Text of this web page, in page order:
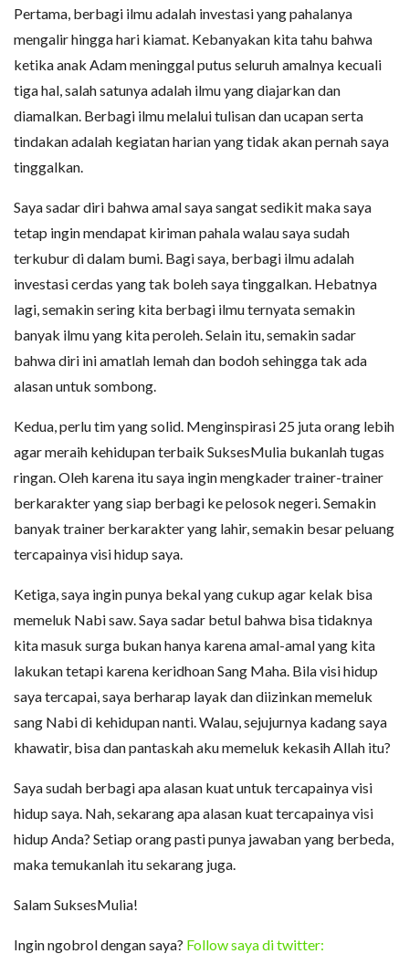
Pertama, berbagi ilmu adalah investasi yang pahalanya
mengalir hingga hari kiamat. Kebanyakan kita tahu bahwa
ketika anak Adam meninggal putus seluruh amalnya kecuali
tiga hal, salah satunya adalah ilmu yang diajarkan dan
diamalkan. Berbagi ilmu melalui tulisan dan ucapan serta
tindakan adalah kegiatan harian yang tidak akan pernah saya
tinggalkan.
Saya sadar diri bahwa amal saya sangat sedikit maka saya
tetap ingin mendapat kiriman pahala walau saya sudah
terkubur di dalam bumi. Bagi saya, berbagi ilmu adalah
investasi cerdas yang tak boleh saya tinggalkan. Hebatnya
lagi, semakin sering kita berbagi ilmu ternyata semakin
banyak ilmu yang kita peroleh. Selain itu, semakin sadar
bahwa diri ini amatlah lemah dan bodoh sehingga tak ada
alasan untuk sombong.
Kedua, perlu tim yang solid. Menginspirasi 25 juta orang lebih
agar meraih kehidupan terbaik SuksesMulia bukanlah tugas
ringan. Oleh karena itu saya ingin mengkader trainer-trainer
berkarakter yang siap berbagi ke pelosok negeri. Semakin
banyak trainer berkarakter yang lahir, semakin besar peluang
tercapainya visi hidup saya.
Ketiga, saya ingin punya bekal yang cukup agar kelak bisa
memeluk Nabi saw. Saya sadar betul bahwa bisa tidaknya
kita masuk surga bukan hanya karena amal-amal yang kita
lakukan tetapi karena keridhoan Sang Maha. Bila visi hidup
saya tercapai, saya berharap layak dan diizinkan memeluk
sang Nabi di kehidupan nanti. Walau, sejujurnya kadang saya
khawatir, bisa dan pantaskah aku memeluk kekasih Allah itu?
Saya sudah berbagi apa alasan kuat untuk tercapainya visi
hidup saya. Nah, sekarang apa alasan kuat tercapainya visi
hidup Anda? Setiap orang pasti punya jawaban yang berbeda,
maka temukanlah itu sekarang juga.
Salam SuksesMulia!
Ingin ngobrol dengan saya? Follow saya di twitter: